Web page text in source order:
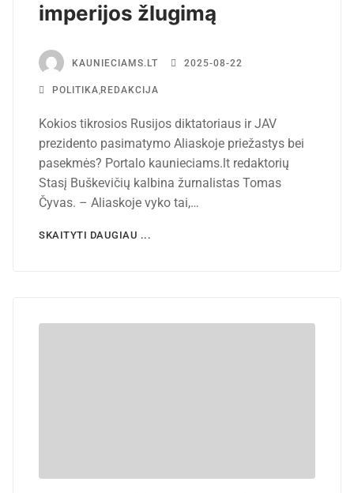
imperijos žlugimą
KAUNIECIAMS.LT 2025-08-22
POLITIKA,REDAKCIJA
Kokios tikrosios Rusijos diktatoriaus ir JAV
prezidento pasimatymo Aliaskoje priežastys bei
pasekmės? Portalo kaunieciams.lt redaktorių
Stasį Buškevičių kalbina žurnalistas Tomas
Čyvas. – Aliaskoje vyko tai,…
SKAITYTI DAUGIAU ...